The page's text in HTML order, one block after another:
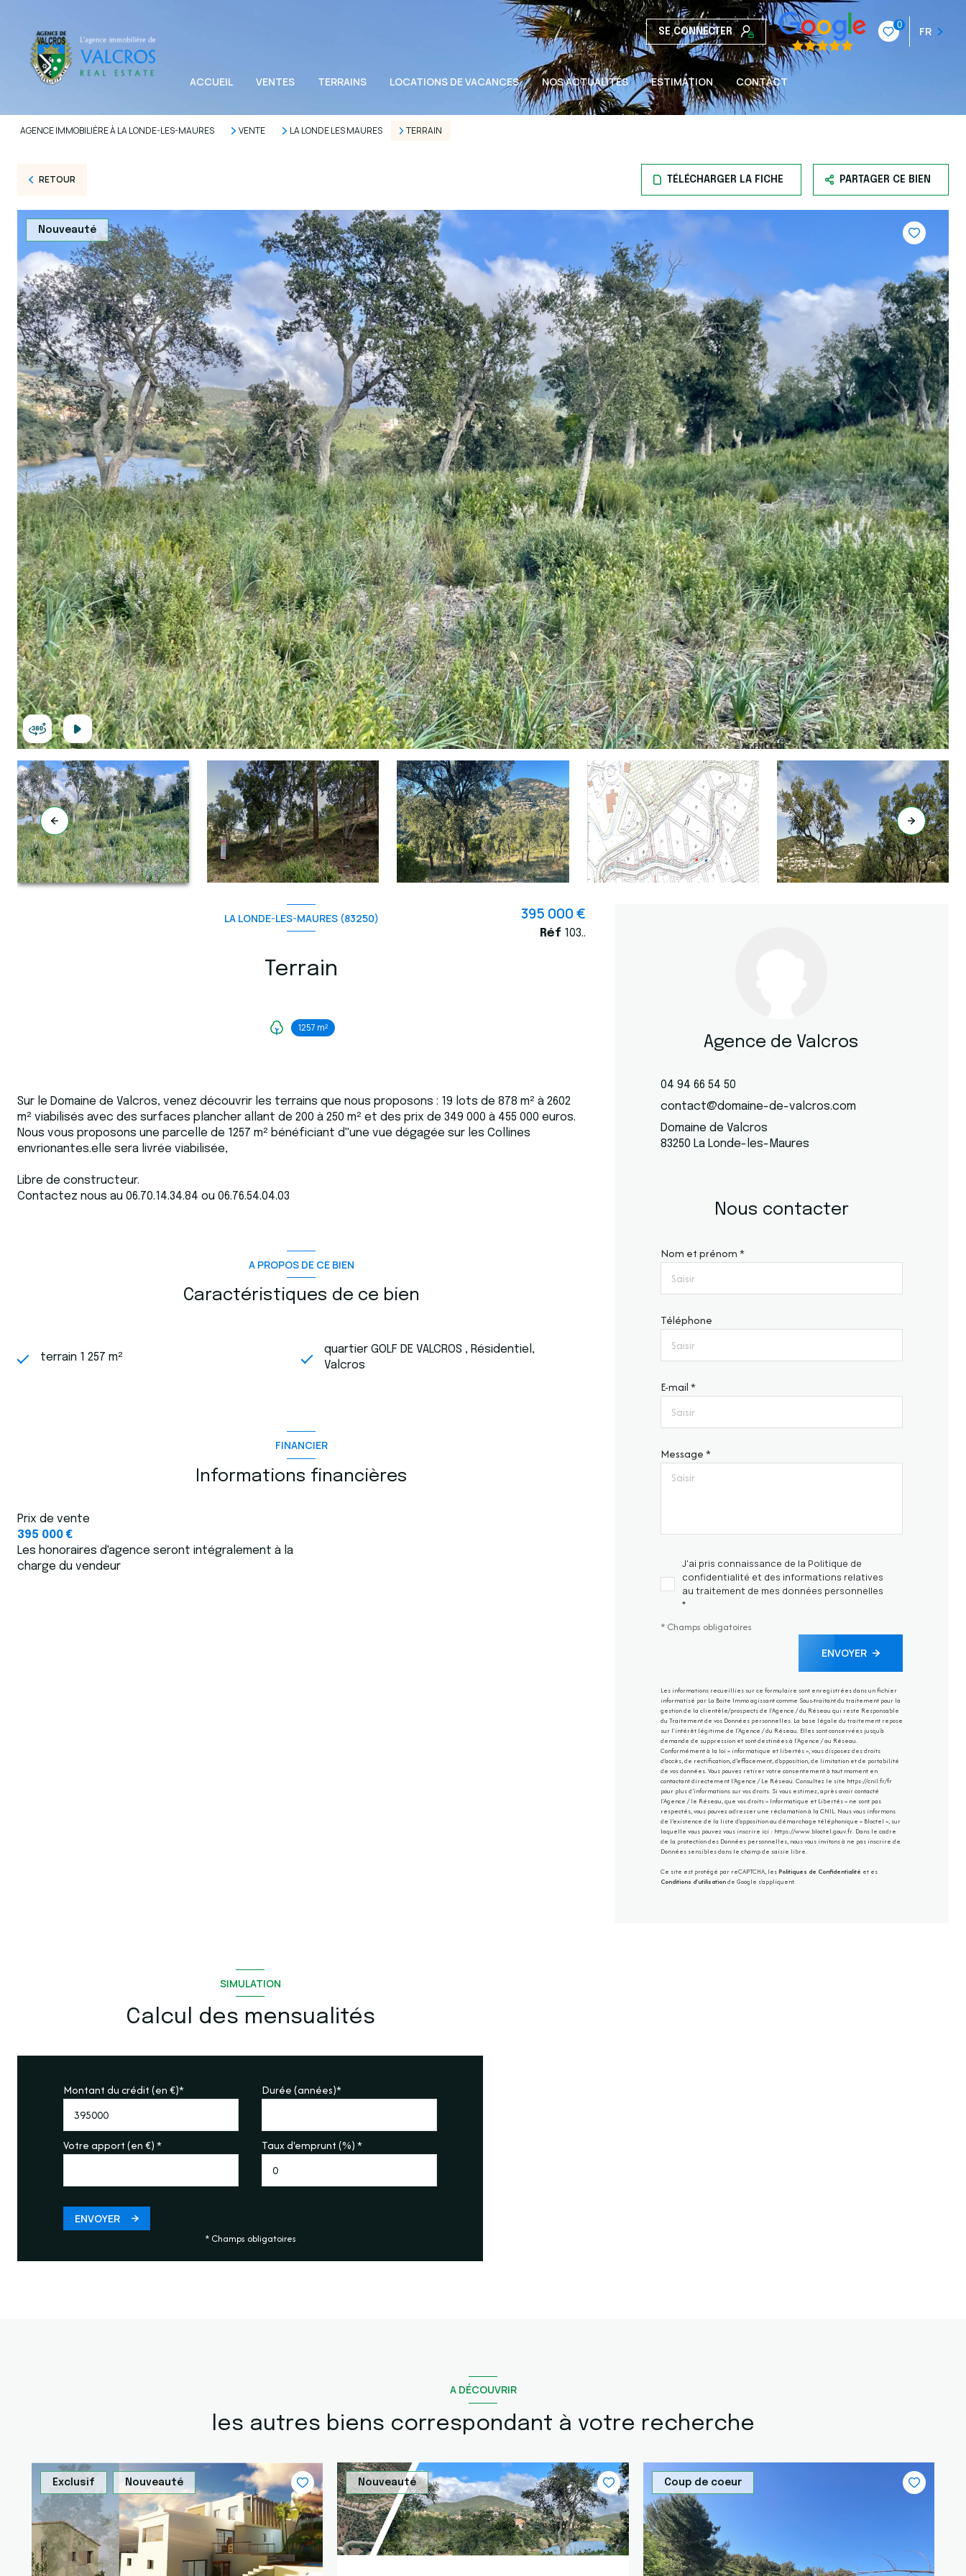
SE CONNECTER
0 FR
ACCUEIL VENTES TERRAINS LOCATIONS DE VACANCES NOS ACTUALITÉS ESTIMATION CONTACT
AGENCE IMMOBILIÈRE À LA LONDE-LES-MAURES VENTE LA LONDE LES MAURES TERRAIN
RETOUR TÉLÉCHARGER LA FICHE PARTAGER CE BIEN
Nouveauté
LA LONDE-LES-MAURES (83250)
Terrain
1257 m²
395 000 €
Réf 103..
Sur le Domaine de Valcros, venez découvrir les terrains que nous proposons : 19 lots de 878 m² à 2602
m² viabilisés avec des surfaces plancher allant de 200 à 250 m² et des prix de 349 000 à 455 000 euros.
Nous vous proposons une parcelle de 1257 m² bénéficiant d''une vue dégagée sur les Collines
envrionantes.elle sera livrée viabilisée,
Libre de constructeur.
Contactez nous au 06.70.14.34.84 ou 06.76.54.04.03
A PROPOS DE CE BIEN
Caractéristiques de ce bien
terrain 1 257 m²
quartier GOLF DE VALCROS , Résidentiel,
Valcros
FINANCIER
Informations financières
Prix de vente
395 000 €
Les honoraires d'agence seront intégralement à la
charge du vendeur
Agence de Valcros
04 94 66 54 50
contact@domaine-de-valcros.com
Domaine de Valcros
83250 La Londe-les-Maures
Nous contacter
Nom et prénom *
Téléphone
E-mail *
Message *
J'ai pris connaissance de la Politique de
confidentialité et des informations relatives
au traitement de mes données personnelles
*
* Champs obligatoires
ENVOYER
Les informations recueillies sur ce formulaire sont enregistrées dans un fichier
informatisé par La Boite Immo agissant comme Sous-traitant du traitement pour la
gestion de la clientèle/prospects de l'Agence / du Réseau qui reste Responsable
du Traitement de vos Données personnelles. La base légale du traitement repose
sur l'intérêt légitime de l'Agence / du Réseau. Elles sont conservées jusqu'à
demande de suppression et sont destinées à l'Agence / au Réseau.
Conformément à la loi « informatique et libertés », vous disposez des droits
d’accès, de rectification, d’effacement, d’opposition, de limitation et de portabilité
de vos données. Vous pouvez retirer votre consentement à tout moment en
contactant directement l’Agence / Le Réseau. Consultez le site https://cnil.fr/fr
pour plus d’informations sur vos droits. Si vous estimez, après avoir contacté
l'Agence / le Réseau, que vos droits « Informatique et Libertés » ne sont pas
respectés, vous pouvez adresser une réclamation à la CNIL. Nous vous informons
de l’existence de la liste d'opposition au démarchage téléphonique « Bloctel », sur
laquelle vous pouvez vous inscrire ici : https://www.bloctel.gouv.fr. Dans le cadre
de la protection des Données personnelles, nous vous invitons à ne pas inscrire de
Données sensibles dans le champ de saisie libre.
Ce site est protégé par reCAPTCHA, lesPolitiques de Confidentialité et es
Conditions d'utilisationde Google s'appliquent.
SIMULATION
Calcul des mensualités
Montant du crédit (en €)* Durée (années)*
Votre apport (en €) * Taux d'emprunt (%) *
ENVOYER
* Champs obligatoires
A DÉCOUVRIR
les autres biens correspondant à votre recherche
Exclusif Nouveauté Nouveauté Coup de coeur